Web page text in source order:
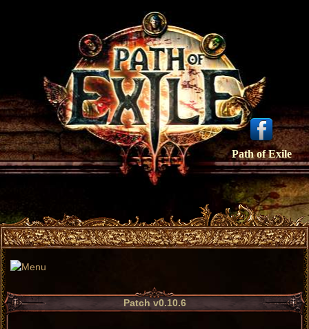
Path of Exile
Patch v0.10.6